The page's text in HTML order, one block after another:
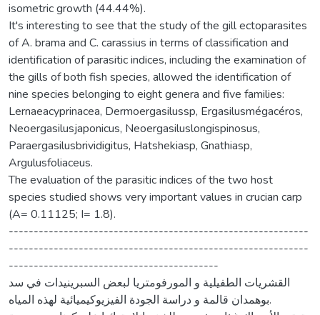
isometric growth (44.44%).
It's interesting to see that the study of the gill ectoparasites
of A. brama and C. carassius in terms of classification and
identification of parasitic indices, including the examination of
the gills of both fish species, allowed the identification of
nine species belonging to eight genera and five families:
Lernaeacyprinacea, Dermoergasilussp, Ergasilusmégacéros,
Neoergasilusjaponicus, Neoergasiluslongispinosus,
Paraergasilusbrividigitus, Hatshekiasp, Gnathiasp,
Argulusfoliaceus.
The evaluation of the parasitic indices of the two host
species studied shows very important values in crucian carp
(A= 0.11125; I= 1.8).
------------------------------------------------------------
------------------------------------------------------------
------------------------------------------
القشريات الطفيلية و المورفومتريا لبعض السبرينيدات في سد
بوهمدان قالمة و دراسة الجودة الفيزيوكيميائية لهذه المياه.